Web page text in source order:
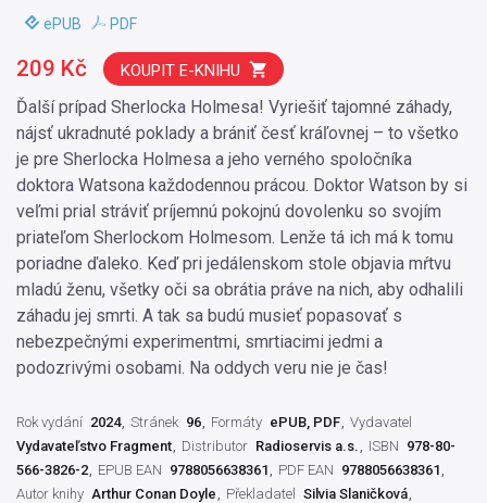
ePUB PDF
Ďalší prípad Sherlocka Holmesa! Vyriešiť tajomné záhady,
nájsť ukradnuté poklady a brániť česť kráľovnej – to všetko
je pre Sherlocka Holmesa a jeho verného spoločníka
doktora Watsona každodennou prácou. Doktor Watson by si
veľmi prial stráviť príjemnú pokojnú dovolenku so svojím
priateľom Sherlockom Holmesom. Lenže tá ich má k tomu
poriadne ďaleko. Keď pri jedálenskom stole objavia mŕtvu
mladú ženu, všetky oči sa obrátia práve na nich, aby odhalili
záhadu jej smrti. A tak sa budú musieť popasovať s
nebezpečnými experimentmi, smrtiacimi jedmi a
podozrivými osobami. Na oddych veru nie je čas!
209 Kč KOUPIT E-KNIHU
Rok vydání 2024 Stránek 96 Formáty ePUB, PDF Vydavatel
Vydavateľstvo Fragment
Distributor Radioservis a.s. ISBN 978-80-
566-3826-2
EPUB EAN 9788056638361 PDF EAN 9788056638361
Autor knihy Arthur Conan Doyle Překladatel Silvia Slaničková